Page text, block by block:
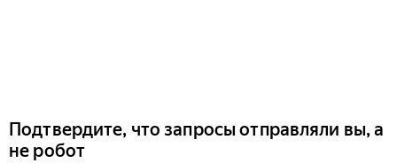
Подтвердите, что запросы отправляли вы, а
не робот